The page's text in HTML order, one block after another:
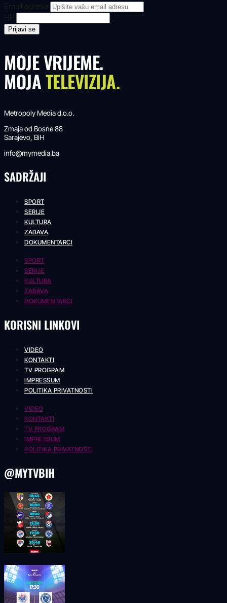
Email adresa
MOJE VRIJEME.
MOJATELEVIZIJA.
Metropoly Media d.o.o.
Zmaja od Bosne 88
Sarajevo, BiH
info@mymedia.ba
SADRŽAJI
SPORT
SERIJE
KULTURA
ZABAVA
DOKUMENTARCI
SPORT
SERIJE
KULTURA
ZABAVA
DOKUMENTARCI
KORISNI LINKOVI
VIDEO
KONTAKTI
TV PROGRAM
IMPRESSUM
POLITIKA PRIVATNOSTI
VIDEO
KONTAKTI
TV PROGRAM
IMPRESSUM
POLITIKA PRIVATNOSTI
@MYTVBIH